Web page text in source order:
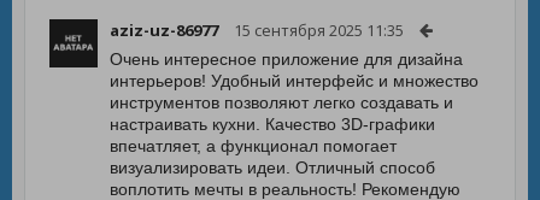
aziz-uz-86977 15 сентября 2025 11:35
Очень интересное приложение для дизайна
интерьеров! Удобный интерфейс и множество
инструментов позволяют легко создавать и
настраивать кухни. Качество 3D-графики
впечатляет, а функционал помогает
визуализировать идеи. Отличный способ
воплотить мечты в реальность! Рекомендую